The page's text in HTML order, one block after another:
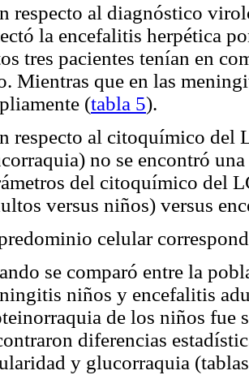
respecto al diagnóstico
la encefalitis herpética
tres pacientes tenían en
Mientras que en las
(tabla 5).
respecto al citoquímico del
no se encontró
del citoquímico del
versus niños) versus
celular
se comparó entre la
niños y encefalitis
de los niños fue
diferencias
y glucorraquia